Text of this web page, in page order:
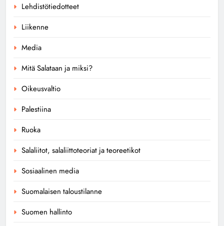
Lehdistötiedotteet
Liikenne
Media
Mitä Salataan ja miksi?
Oikeusvaltio
Palestiina
Ruoka
Salaliitot, salaliittoteoriat ja teoreetikot
Sosiaalinen media
Suomalaisen taloustilanne
Suomen hallinto